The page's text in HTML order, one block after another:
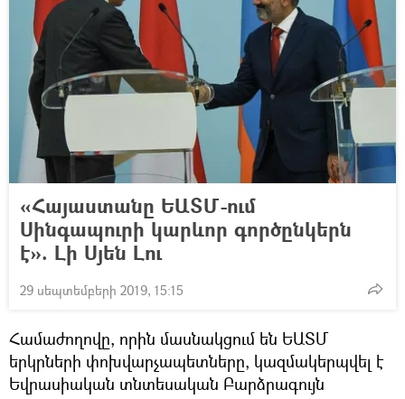
«Հայաստանը ԵԱՏՄ-ում
Սինգապուրի կարևոր գործընկերն
է». Լի Սյեն Լու
29 սեպտեմբերի 2019, 15:15
Համաժողովը, որին մասնակցում են ԵԱՏՄ
երկրների փոխվարչապետները, կազմակերպվել է
Եվրասիական տնտեսական Բարձրագույն